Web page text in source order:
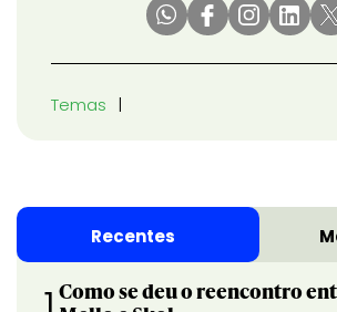
Temas
Recentes
Como se deu o reencontro